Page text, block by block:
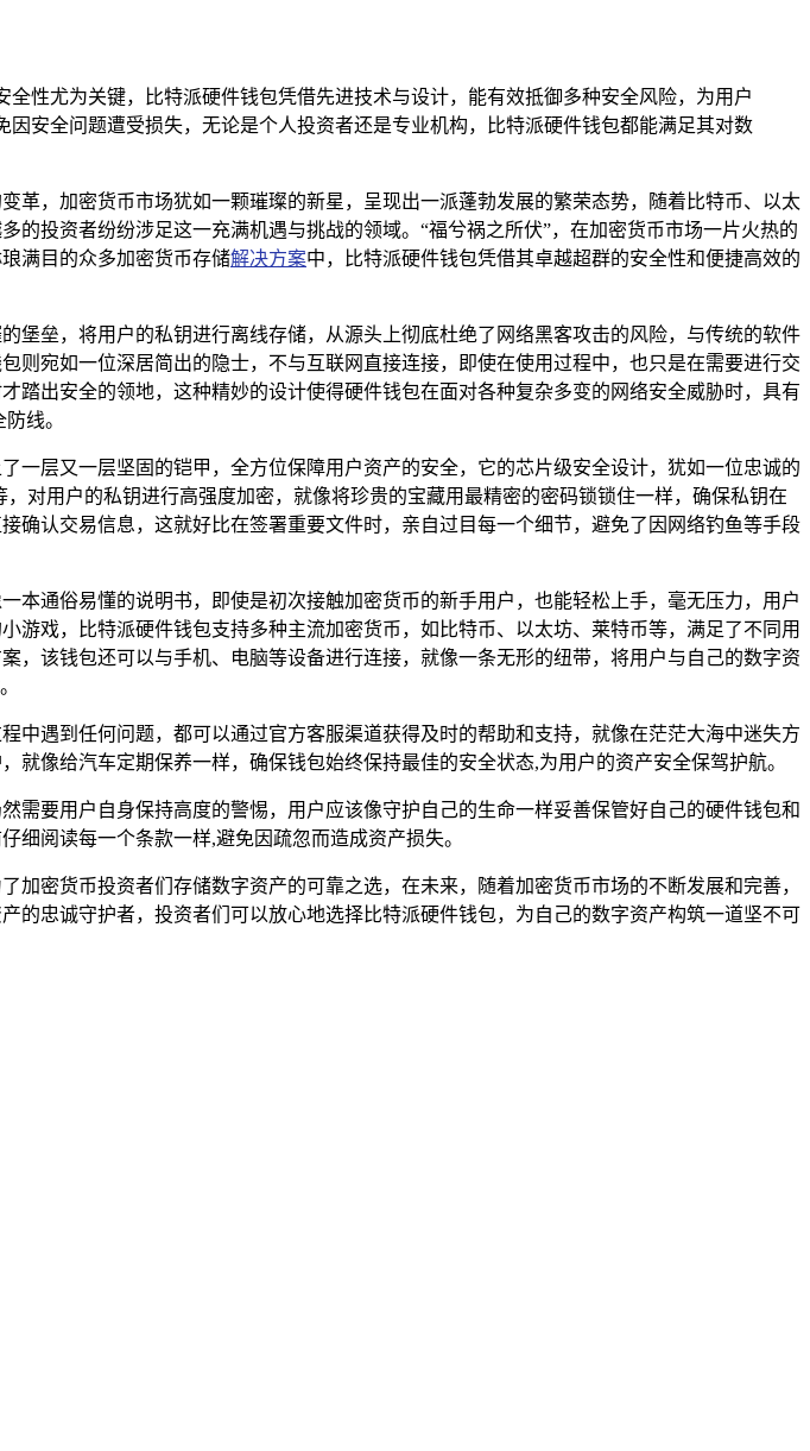
性尤为关键，比特派硬件钱包凭借先进技术与设计，能有效抵御多种安全风险，为用户
安全问题遭受损失，无论是个人投资者还是专业机构，比特派硬件钱包都能满足其对数
，加密货币市场犹如一颗璀璨的新星，呈现出一派蓬勃发展的繁荣态势，随着比特币、以太
投资者纷纷涉足这一充满机遇与挑战的领域。“福兮祸之所伏”，在加密货币市场一片火热的
满目的众多加密货币存储解决方案中，比特派硬件钱包凭借其卓越超群的安全性和便捷高效的
堡垒，将用户的私钥进行离线存储，从源头上彻底杜绝了网络黑客攻击的风险，与传统的软件
宛如一位深居简出的隐士，不与互联网直接连接，即使在使用过程中，也只是在需要进行交
出安全的领地，这种精妙的设计使得硬件钱包在面对各种复杂多变的网络安全威胁时，具有
线。
一层又一层坚固的铠甲，全方位保障用户资产的安全，它的芯片级安全设计，犹如一位忠诚的
对用户的私钥进行高强度加密，就像将珍贵的宝藏用最精密的密码锁锁住一样，确保私钥在
认交易信息，这就好比在签署重要文件时，亲自过目每一个细节，避免了因网络钓鱼等手段
通俗易懂的说明书，即使是初次接触加密货币的新手用户，也能轻松上手，毫无压力，用户
戏，比特派硬件钱包支持多种主流加密货币，如比特币、以太坊、莱特币等，满足了不同用
该钱包还可以与手机、电脑等设备进行连接，就像一条无形的纽带，将用户与自己的数字资
中遇到任何问题，都可以通过官方客服渠道获得及时的帮助和支持，就像在茫茫大海中迷失方
像给汽车定期保养一样，确保钱包始终保持最佳的安全状态,为用户的资产安全保驾护航。
要用户自身保持高度的警惕，用户应该像守护自己的生命一样妥善保管好自己的硬件钱包和
细阅读每一个条款一样,避免因疏忽而造成资产损失。
密货币投资者们存储数字资产的可靠之选，在未来，随着加密货币市场的不断发展和完善，
忠诚守护者，投资者们可以放心地选择比特派硬件钱包，为自己的数字资产构筑一道坚不可